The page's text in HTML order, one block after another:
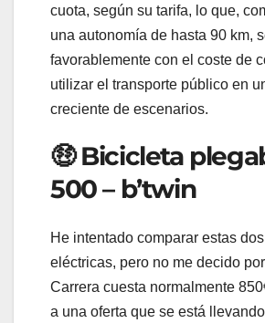
cuota, según su tarifa, lo que,
una autonomía de hasta 90 km,
favorablemente con el coste de
utilizar el transporte público en
creciente de escenarios.
🤑 Bicicleta
500 – b’twin
He intentado comparar estas
eléctricas, pero no me decido
Carrera cuesta normalmente
a una oferta que se está